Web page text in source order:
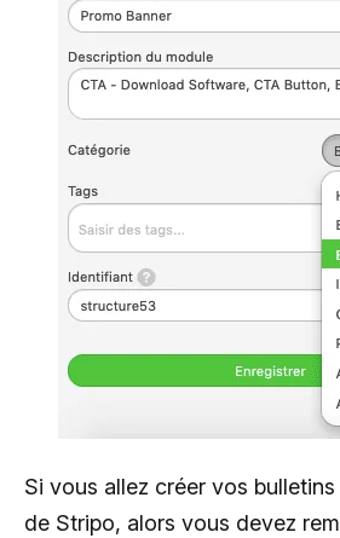
Si vous allez créer vos bulletins
de Stripo, alors vous devez